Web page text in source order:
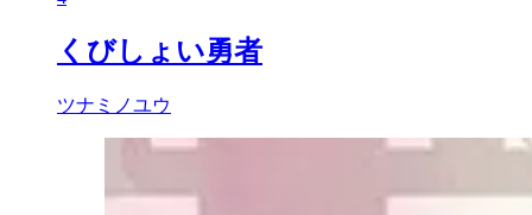
くびしょい勇者
ツナミノユウ